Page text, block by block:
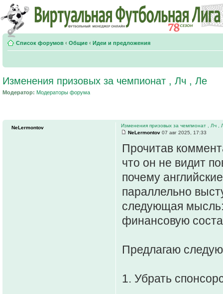
Список форумов ‹ Общие ‹ Идеи и предложения
Изменения призовых за чемпионат , Лч , Ле
Модератор: Модераторы форума
Изменения призовых за чемпионат , Лч ,
NeLermontov 07 авг 2025, 17:33
Прочитав
что он не видит
почему
параллельно
следующая
финансовую
Предлагаю
1. Убрать
NeLermontov